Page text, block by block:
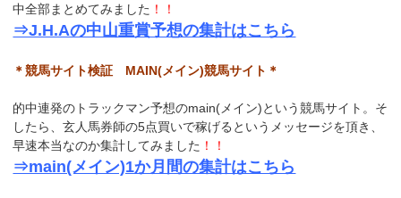
中全部まとめてみました ！！
⇒J.H.Aの中山重賞予想の集計はこちら
＊競馬サイト検証 MAIN(メイン)競馬サイト＊
的中連発のトラックマン予想のmain(メイン)という競馬サイト。そ
したら、玄人馬券師の5点買いで稼げるというメッセージを頂き、
早速本当なのか集計してみました ！！
⇒main(メイン)1か月間の集計はこちら